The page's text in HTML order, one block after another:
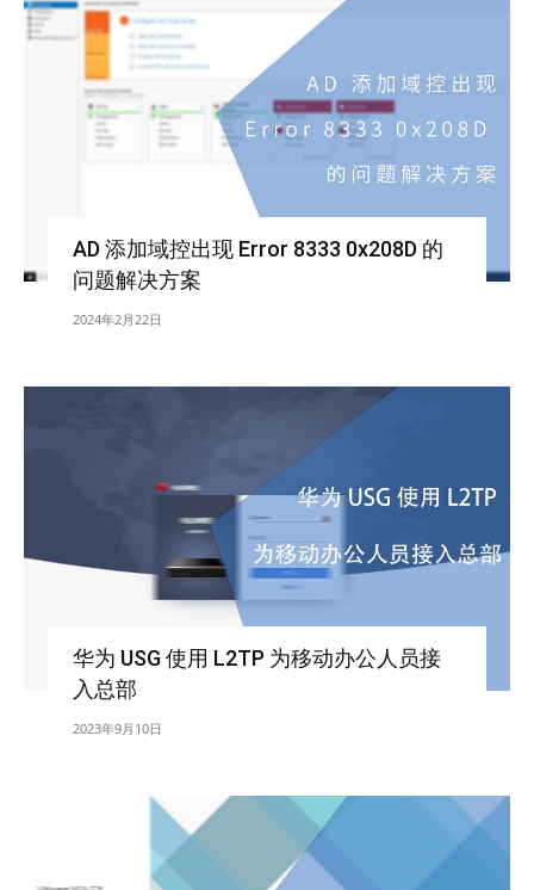
AD 添加域控出现 Error 8333 0x208D 的
问题解决方案
2024年2月22日
华为 USG 使用 L2TP 为移动办公人员接
入总部
2023年9月10日